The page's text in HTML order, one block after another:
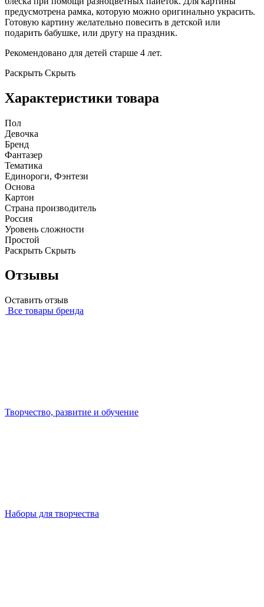
предусмотрена рамка, которую можно оригинально украсить.
Готовую картину желательно повесить в детской или
подарить бабушке, или другу на праздник.
Рекомендовано для детей старше 4 лет.
Раскрыть Скрыть
Характеристики товара
Пол
Девочка
Бренд
Фантазер
Тематика
Единороги, Фэнтези
Основа
Картон
Страна производитель
Россия
Уровень сложности
Простой
Раскрыть Скрыть
Отзывы
Оставить отзыв
Все товары бренда
Творчество, развитие и обучение
Наборы для творчества